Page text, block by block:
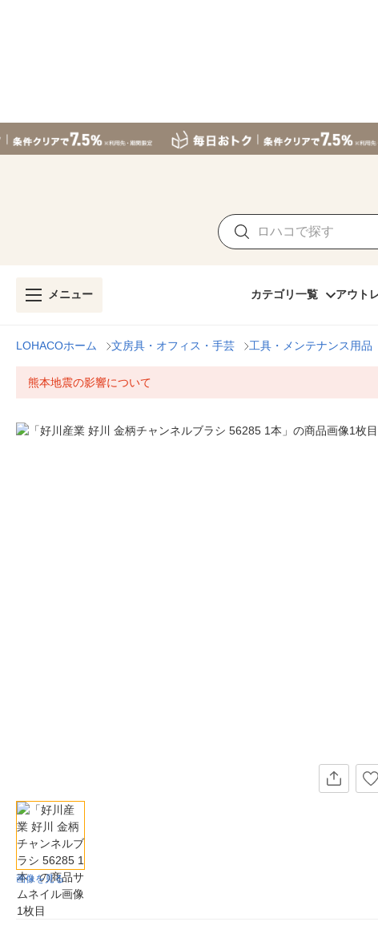
メニュー カテゴリ一覧 アウト
LOHACOホーム 文房具・オフィス・手芸 工具・メンテナンス用品
熊本地震の影響について
画像を見る